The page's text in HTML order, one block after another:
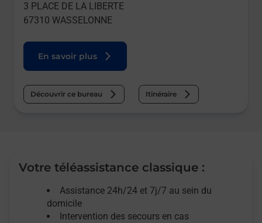
3 PLACE DE LA LIBERTE
67310 WASSELONNE
En savoir plus
Découvrir ce bureau Itinéraire
Votre téléassistance classique :
Assistance 24h/24 et 7j/7 au sein du
domicile
Intervention des secours en cas